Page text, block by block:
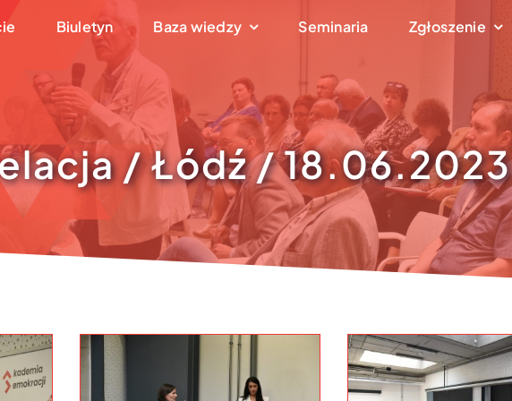
Biuletyn Baza wiedzy Seminaria Zgłoszenie
/ Łódź / 18.06.2023